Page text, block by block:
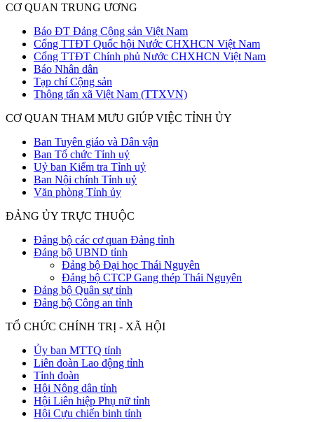
CƠ QUAN TRUNG ƯƠNG
Báo ĐT Đảng Cộng sản Việt Nam
Cổng TTĐT Quốc hội Nước CHXHCN Việt Nam
Cổng TTĐT Chính phủ Nước CHXHCN Việt Nam
Báo Nhân dân
Tạp chí Cộng sản
Thông tấn xã Việt Nam (TTXVN)
CƠ QUAN THAM MƯU GIÚP VIỆC TỈNH ỦY
Ban Tuyên giáo và Dân vận
Ban Tổ chức Tỉnh uỷ
Uỷ ban Kiểm tra Tỉnh uỷ
Ban Nội chính Tỉnh uỷ
Văn phòng Tỉnh ủy
ĐẢNG ỦY TRỰC THUỘC
Đảng bộ các cơ quan Đảng tỉnh
Đảng bộ UBND tỉnh
Đảng bộ Đại học Thái Nguyên
Đảng bộ CTCP Gang thép Thái Nguyên
Đảng bộ Quân sự tỉnh
Đảng bộ Công an tỉnh
TỔ CHỨC CHÍNH TRỊ - XÃ HỘI
Ủy ban MTTQ tỉnh
Liên đoàn Lao động tỉnh
Tỉnh đoàn
Hội Nông dân tỉnh
Hội Liên hiệp Phụ nữ tỉnh
Hội Cựu chiến binh tỉnh